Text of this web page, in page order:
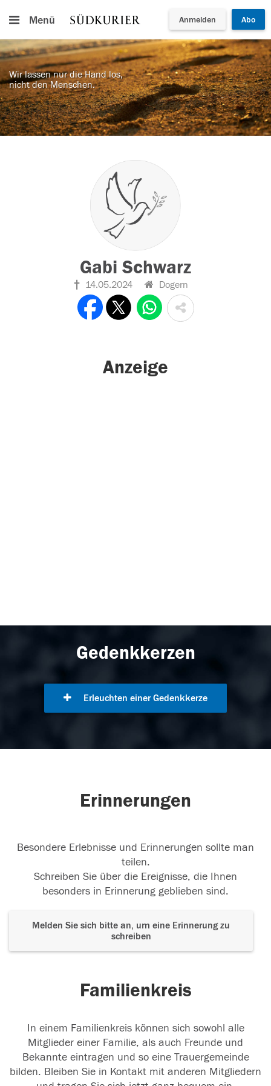
Menü Anmelden Abo
Wir lassen nur die Hand los,
nicht den Menschen.
Gabi Schwarz
14.05.2024 Dogern
Anzeige
Gedenkkerzen
Erleuchten einer Gedenkkerze
Erinnerungen
Besondere Erlebnisse und Erinnerungen sollte man
teilen.
Schreiben Sie über die Ereignisse, die Ihnen
besonders in Erinnerung geblieben sind.
Melden Sie sich bitte an, um eine Erinnerung zu
schreiben
Familienkreis
In einem Familienkreis können sich sowohl alle
Mitglieder einer Familie, als auch Freunde und
Bekannte eintragen und so eine Trauergemeinde
bilden. Bleiben Sie in Kontakt mit anderen Mitgliedern